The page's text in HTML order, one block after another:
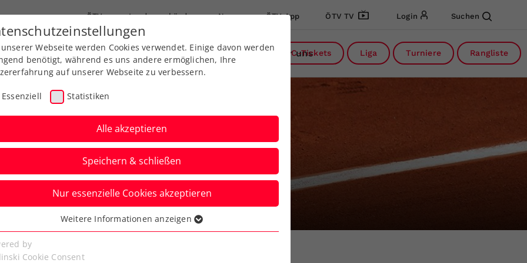
ÖTV Landesverbände News ÖTV App ÖTV TV Login Suchen
Leistungssport Ausbildung Services Über uns
DC-Tickets Liga Turniere Rangliste
Kontakt
Webseite werden Cookies verwendet. Einige davon werden
benötigt, während es uns andere ermöglichen, Ihre
auf unserer Webseite zu verbessern.
Essenziell Statistiken
Alle akzeptieren
Speichern & schließen
Nur essenzielle Cookies akzeptieren
Cookies werden für grundlegende Funktionen der
benötigt. Dadurch ist gewährleistet, dass die Webseite
Weitere Informationen anzeigen
by
Cookie Consent